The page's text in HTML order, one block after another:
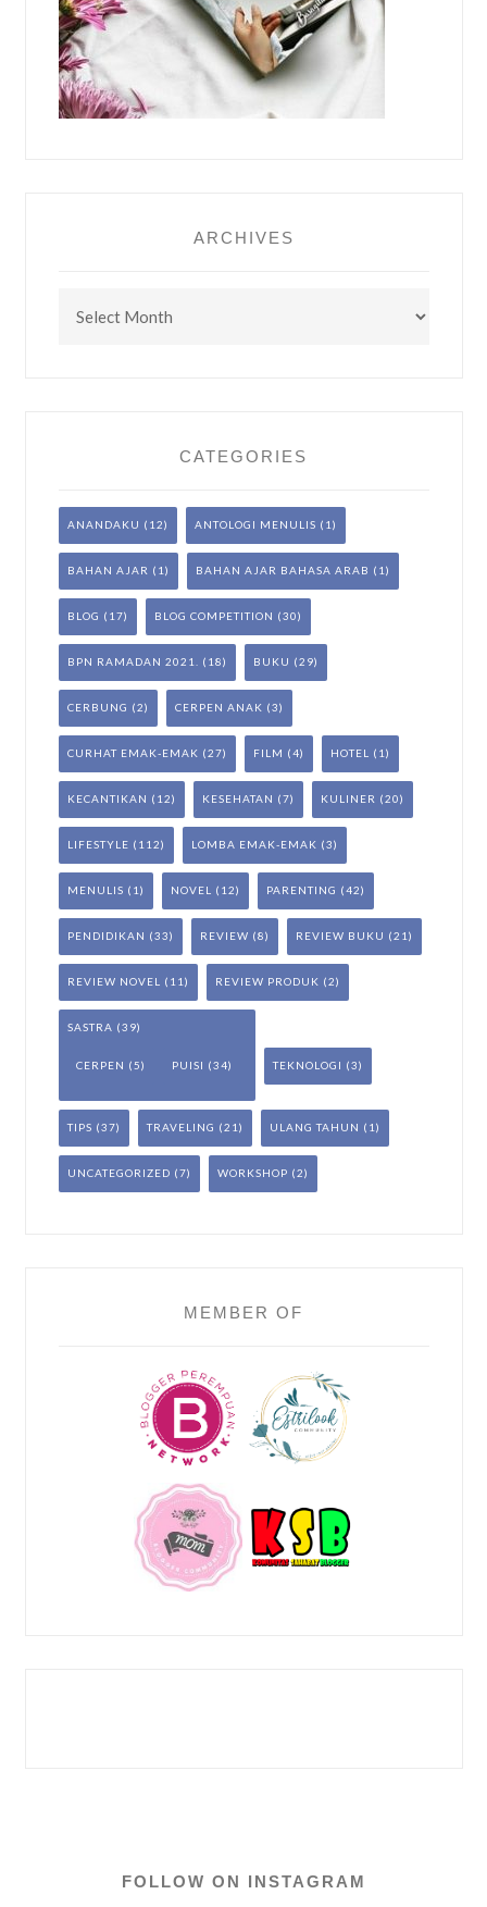
ARCHIVES
CATEGORIES
ANANDAKU (12) ANTOLOGI MENULIS (1)
BAHAN AJAR (1) BAHAN AJAR BAHASA ARAB (1)
BLOG (17) BLOG COMPETITION (30)
BPN RAMADAN 2021. (18) BUKU (29)
CERBUNG (2) CERPEN ANAK (3)
CURHAT EMAK-EMAK (27) FILM (4) HOTEL (1)
KECANTIKAN (12) KESEHATAN (7) KULINER (20)
LIFESTYLE (112) LOMBA EMAK-EMAK (3)
MENULIS (1) NOVEL (12) PARENTING (42)
PENDIDIKAN (33) REVIEW (8) REVIEW BUKU (21)
REVIEW NOVEL (11) REVIEW PRODUK (2)
SASTRA (39)
CERPEN (5) PUISI (34) TEKNOLOGI (3)
TIPS (37) TRAVELING (21) ULANG TAHUN (1)
UNCATEGORIZED (7) WORKSHOP (2)
MEMBER OF
FOLLOW ON INSTAGRAM